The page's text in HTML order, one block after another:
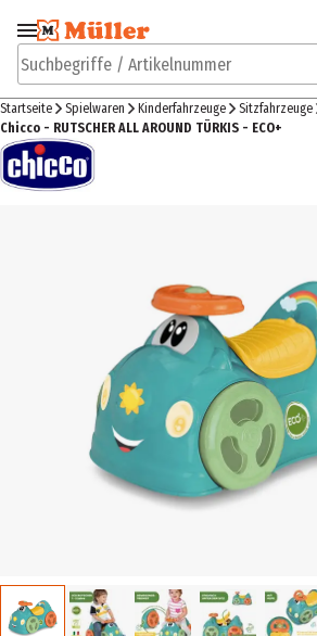
Zur Navigation
springen
Zum
Suchbegriffe / Artikelnummer
Startseite Spielwaren Kinderfahrzeuge
Sitzfahrzeuge
Chicco - RUTSCHER ALL AROUND TÜRKIS - ECO+